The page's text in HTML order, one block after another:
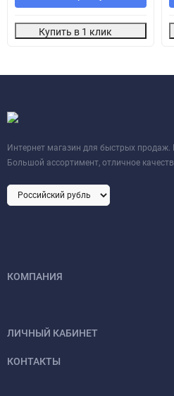
Купить в 1 клик
Интернет магазин для быстрых продаж.
Большой ассортимент, отличное
КОМПАНИЯ
ЛИЧНЫЙ КАБИНЕТ
КОНТАКТЫ